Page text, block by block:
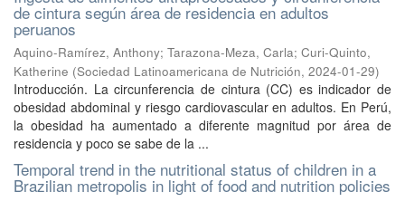
de cintura según área de residencia en adultos
peruanos
Aquino-Ramírez, Anthony; Tarazona-Meza, Carla; Curi-Quinto,
Katherine (Sociedad Latinoamericana de Nutrición, 2024-01-29)
Introducción. La circunferencia de cintura (CC) es indicador de
obesidad abdominal y riesgo cardiovascular en adultos. En Perú,
la obesidad ha aumentado a diferente magnitud por área de
residencia y poco se sabe de la ...
Temporal trend in the nutritional status of children in a
Brazilian metropolis in light of food and nutrition policies